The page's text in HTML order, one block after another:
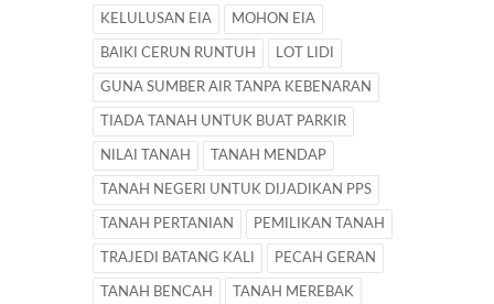
KELULUSAN EIA MOHON EIA
BAIKI CERUN RUNTUH LOT LIDI
GUNA SUMBER AIR TANPA KEBENARAN
TIADA TANAH UNTUK BUAT PARKIR
NILAI TANAH TANAH MENDAP
TANAH NEGERI UNTUK DIJADIKAN PPS
TANAH PERTANIAN PEMILIKAN TANAH
TRAJEDI BATANG KALI PECAH GERAN
TANAH BENCAH TANAH MEREBAK